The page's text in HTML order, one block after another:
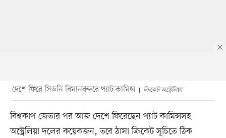
দেশে ফিরে সিডনি বিমানবন্দরে প্যাট কামিন্স ক্রিকেট অস্ট্রেলিয়া
বিশ্বকাপ জেতার পর আজ দেশে ফিরেছেন প্যাট কামিন্সসহ
অস্ট্রেলিয়া দলের কয়েকজন, তবে ঠাসা ক্রিকেট সূচিতে ঠিক